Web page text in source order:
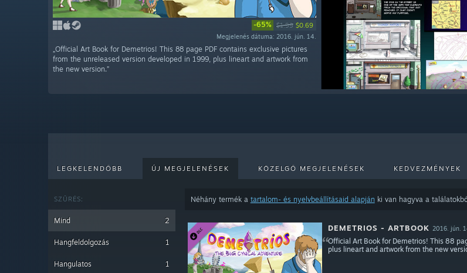
-65% $1.99 $0.69
Megjelenés dátuma: 2016. jún. 14.
„Official Art Book for Demetrios! This 88 page PDF contains exclusive pictures
from the unreleased version developed in 1999, plus lineart and artwork from
the new version.”
LEGKELENDŐBB ÚJ MEGJELENÉSEK KÖZELGŐ MEGJELENÉSEK KEDVEZMÉNYEK
SZŰRÉS:
Mind 2
Hangfeldolgozás 1
Hangulatos 1
Néhány termék a tartalom- és nyelvbeállításaid alapján ki van hagyva a
DEMETRIOS - ARTBOOK 2016. jún.
Official Art Book for Demetrios! This 88
plus lineart and artwork from the new